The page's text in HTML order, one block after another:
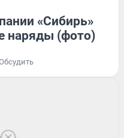
«Сибирь»
наряды (фото)